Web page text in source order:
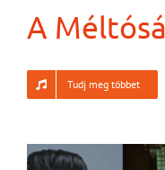
A
Tudj meg többet